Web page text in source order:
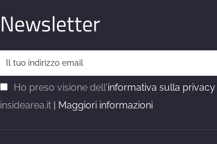
Newsletter
Ho preso visione dell'informativa sulla privacy
insidearea.it | Maggiori informazioni